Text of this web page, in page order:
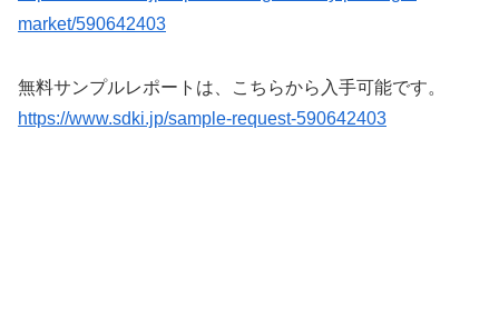
market/590642403
無料サンプルレポートは、こちらから入手可能です。
https://www.sdki.jp/sample-request-590642403